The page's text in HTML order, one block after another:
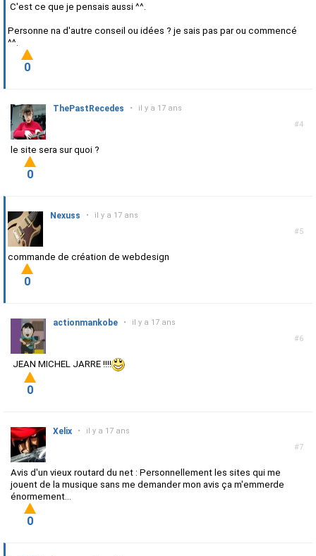
C'est ce que je pensais aussi ^^.
Personne na d'autre conseil ou idées ? je sais pas par ou commencé
^^.
0
#4
ThePastRecedes • il y a 17 ans
le site sera sur quoi ?
0
#5
Nexuss • il y a 17 ans
commande de création de webdesign
0
#6
actionmankobe • il y a 17 ans
JEAN MICHEL JARRE !!!!
0
#7
Xelix • il y a 17 ans
Avis d'un vieux routard du net : Personnellement les sites qui me
jouent de la musique sans me demander mon avis ça m'emmerde
énormement...
0